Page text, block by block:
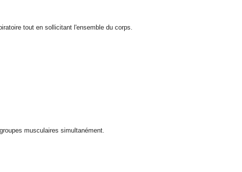
tout en sollicitant l'ensemble du corps.
musculaires simultanément.